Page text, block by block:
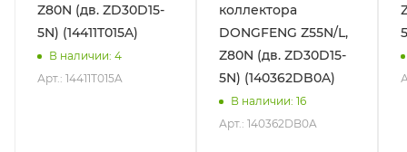
Z80N (дв. ZD30D15-
5N) (14411T015A)
В наличии: 4
Арт.: 14411T015A
коллектора
DONGFENG Z55N/L,
Z80N (дв. ZD30D15-
5N) (140362DB0A)
В наличии: 16
Арт.: 140362DB0A